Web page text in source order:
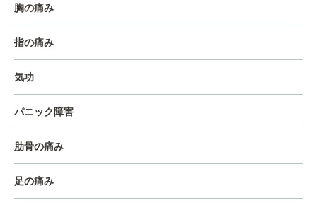
胸の痛み
指の痛み
気功
パニック障害
肋骨の痛み
足の痛み